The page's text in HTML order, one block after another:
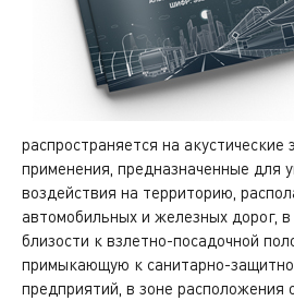
распространяется на акустические
применения, предназначенные для
воздействия на территорию,
автомобильных и железных дорог,
близости к взлетно-посадочной
примыкающую к санитарно-
предприятий, в зоне расположения